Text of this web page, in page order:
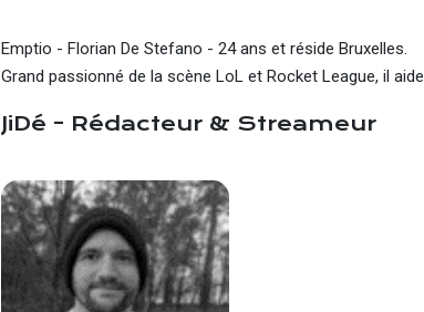
Emptio - Florian De Stefano - 24 ans et réside Bruxelles.
Grand passionné de la scène LoL et Rocket League, il
JiDé - Rédacteur & Streameur